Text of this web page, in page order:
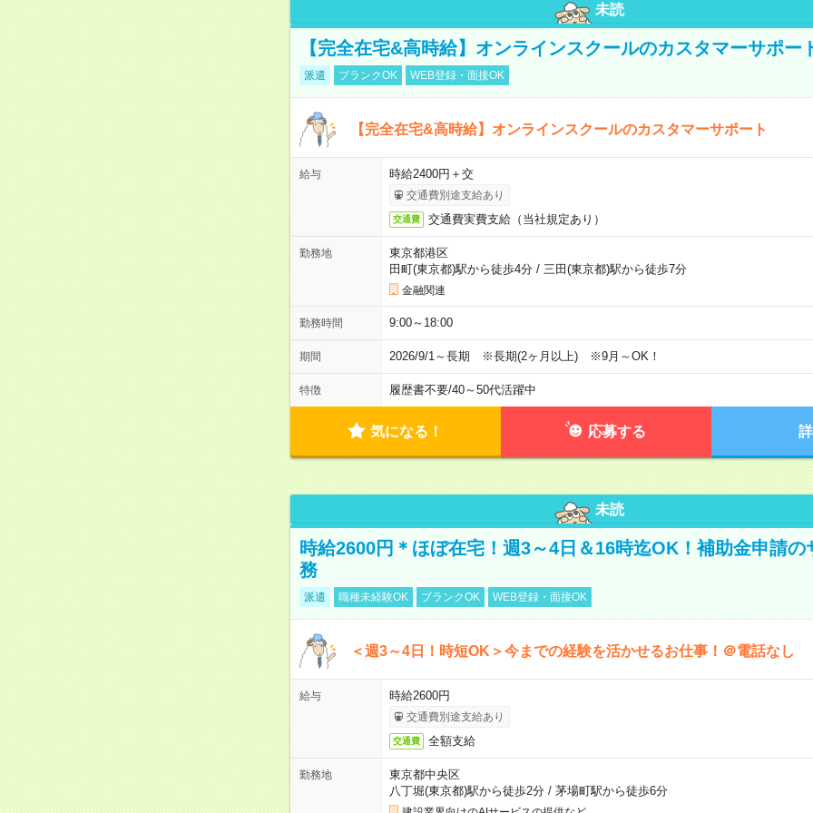
未読
【完全在宅&高時給】オンラインスクールのカスタマーサポー
派遣 ブランクOK WEB登録・面接OK
【完全在宅&高時給】オンラインスクールのカスタマーサポート
給与 時給2400円＋交
交通費別途支給あり
交通費 交通費実費支給（当社規定あり）
勤務地
東京都港区
田町(東京都)駅から徒歩4分/ 三田(東京都)駅から徒歩7分
金融関連
勤務時間 9:00～18:00
期間 2026/9/1～長期 ※長期(2ヶ月以上) ※9月～OK！
特徴 履歴書不要/40～50代活躍中
気になる！ 応募する
未読
時給2600円＊ほぼ在宅！週3～4日＆16時迄OK！補助金申請の
務
派遣 職種未経験OK ブランクOK WEB登録・面接OK
＜週3～4日！時短OK＞今までの経験を活かせるお仕事！＠電話なし
給与 時給2600円
交通費別途支給あり
交通費 全額支給
勤務地
東京都中央区
八丁堀(東京都)駅から徒歩2分/ 茅場町駅から徒歩6分